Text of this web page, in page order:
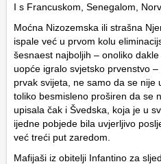
I s Francuskom, Senegalom,
Moćna Nizozemska ili strašna
ispale već u prvom kolu
šesnaest najboljih – onoliko
uopće igralo svjetsko prvenstvo
prvak svijeta, ne samo da se nije
toliko besmisleno proširen da se
upisala čak i Švedska, koja je u
ijedne pobjede bila uvjerljivo
već treći put zaredom.
Mafijaši iz obitelji Infantino za